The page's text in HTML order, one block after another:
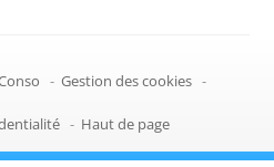
- Gestion des cookies -
- Haut de page